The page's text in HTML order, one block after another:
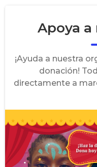
Apoya a
¡Ayuda a nuestra
donación!
directamente a